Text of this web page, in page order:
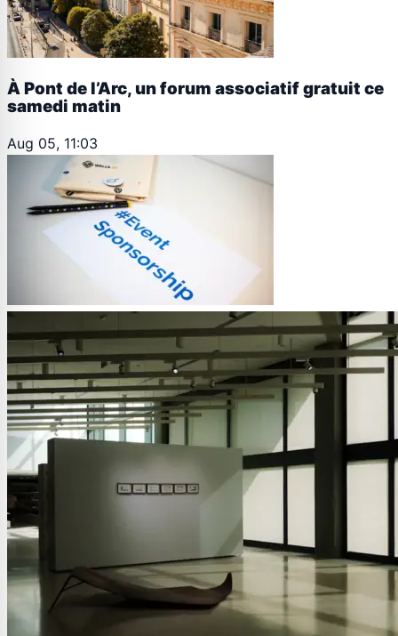
À Pont de l’Arc, un forum associatif gratuit ce
samedi matin
Aug 05, 11:03